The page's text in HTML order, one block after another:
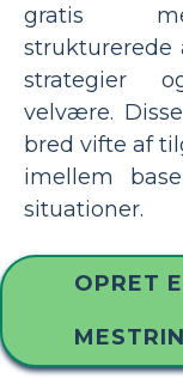
gratis
strukturerede
strategier
velvære.
bred vifte af
imellem
situationer.
OPRET